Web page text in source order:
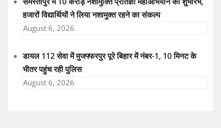
हजारों विद्यार्थियों ने लिया नशामुक्त रहने का संकल्प
August 6, 2026
डायल 112 सेवा में मुजफ्फरपुर पूरे बिहार में नंबर-1, 10 मिनट के
भीतर पहुंच रही पुलिस
August 6, 2026